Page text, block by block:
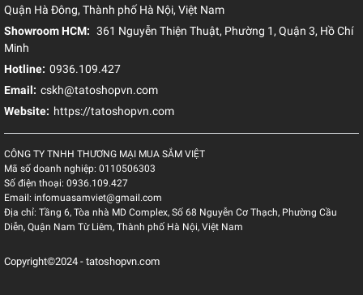
Quận Hà Đông, Thành phố Hà Nội, Việt Nam
Showroom HCM: 361 Nguyễn Thiện Thuật, Phường 1, Quận 3, Hồ Chí
Minh
Hotline: 0936.109.427
Email: cskh@tatoshopvn.com
Website: https://tatoshopvn.com
CÔNG TY TNHH THƯƠNG MẠI MUA SẮM VIỆT
Mã số doanh nghiệp: 0110506303
Số điện thoại: 0936.109.427
Email: infomuasamviet@gmail.com
Địa chỉ: Tầng 6, Tòa nhà MD Complex, Số 68 Nguyễn Cơ Thạch, Phường Cầu
Diễn, Quận Nam Từ Liêm, Thành phố Hà Nội, Việt Nam
Copyright©2024 - tatoshopvn.com